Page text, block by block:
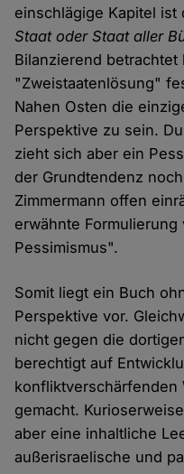
einschlägige Kapitel ist
Staat oder Staat aller
Bilanzierend
"Zweistaatenlösung"
Nahen Osten die
Perspektive zu sein.
zieht sich aber ein
der Grundtendenz
Zimmermann offen
erwähnte
Pessimismus".
Somit liegt ein Buch
Perspektive vor.
nicht gegen die
berechtigt auf
konfliktverschärfenden
gemacht.
aber eine inhaltliche
außerisraelische und